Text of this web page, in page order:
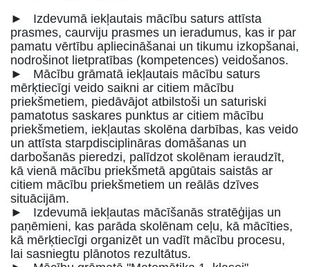
► Izdevumā iekļautais mācību saturs attīsta
prasmes, caurviju prasmes un ieradumus, kas ir par
pamatu vērtību apliecināšanai un tikumu izkopšanai,
nodrošinot lietpratības (kompetences) veidošanos.
► Mācību grāmatā iekļautais mācību saturs
mērķtiecīgi veido saikni ar citiem mācību
priekšmetiem, piedāvājot atbilstoši un saturiski
pamatotus saskares punktus ar citiem mācību
priekšmetiem, iekļautas skolēna darbības, kas veido
un attīsta starpdisciplināras domāšanas un
darbošanās pieredzi, palīdzot skolēnam ieraudzīt,
kā vienā mācību priekšmetā apgūtais saistās ar
citiem mācību priekšmetiem un reālās dzīves
situācijām.
► Izdevumā iekļautas mācīšanās stratēģijas un
paņēmieni, kas parāda skolēnam ceļu, kā mācīties,
kā mērķtiecīgi organizēt un vadīt mācību procesu,
lai sasniegtu plānotos rezultātus.